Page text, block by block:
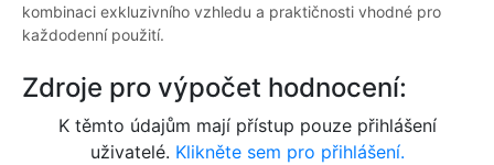
kombinaci exkluzivního vzhledu a praktičnosti vhodné pro
každodenní použití.
Zdroje pro výpočet hodnocení:
K těmto údajům mají přístup pouze přihlášení
uživatelé. Klikněte sem pro přihlášení.